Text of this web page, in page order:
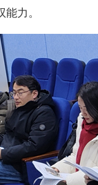
力。